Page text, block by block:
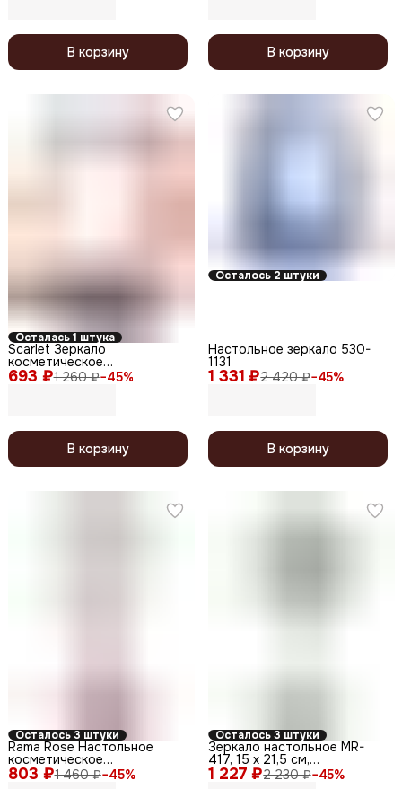
В корзину В корзину
Осталась 1 штука
693 ₽1 260 ₽−45%
Scarlet Зеркало
косметическое
двустороннее настольное
В корзину
Осталось 2 штуки
1 331 ₽2 420 ₽−45%
Настольное зеркало 530-
1131
В корзину
Осталось 3 штуки
803 ₽1 460 ₽−45%
Rama Rose Настольное
косметическое
двустороннее зеркало с 5X
увеличением 442, в
Осталось 3 штуки
1 227 ₽2 230 ₽−45%
Зеркало настольное MR-
417, 15 x 21,5 см,
серебристый